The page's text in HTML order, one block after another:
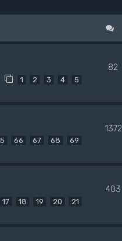
1 2 3 4 5
82
66 67 68 69
1372
17 18 19 20 21
403